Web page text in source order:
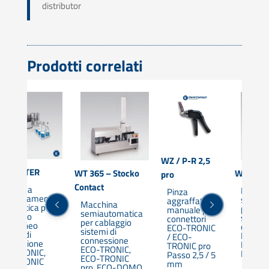
distributor
Prodotti correlati
MASTER
per
di
TRONIC,
TRONIC
WT 365 – Stocko
Contact
Macchina
semiautomatica
per cablaggio
sistemi di
connessione
ECO-TRONIC,
ECO-TRONIC
WZ / P-R 2,5
pro
Pinza
aggraffatrice
manuale per
connettori
ECO-TRONIC
/ ECO-
TRONIC pro
Passo 2,5 / 5
mm
WT 165
per
ECO-
ECO-
PRO